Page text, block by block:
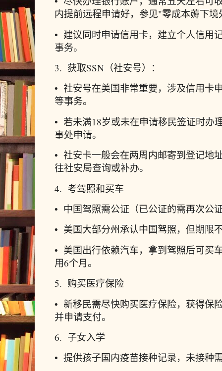
内提前远程申请好，参见"零成本薅下
• 建议同时申请信用卡，建立个人信用
事务。
3. 获取SSN（社安号）：
• 社安号在美国非常重要，涉及信用卡
等事务。
• 若未满18岁或未在申请移民签证时办
事处申请。
• 社安卡一般会在两周内邮寄到登记地
往社安局查询或补办。
4. 考驾照和买车
• 中国驾照需公证（已公证的需再次公
• 美国大部分州承认中国驾照，但期限
• 美国出行依赖汽车，拿到驾照后可买
用6个月。
5. 购买医疗保险
• 新移民需尽快购买医疗保险，获得保
并申请支付。
6. 子女入学
• 提供孩子国内疫苗接种记录，未接种